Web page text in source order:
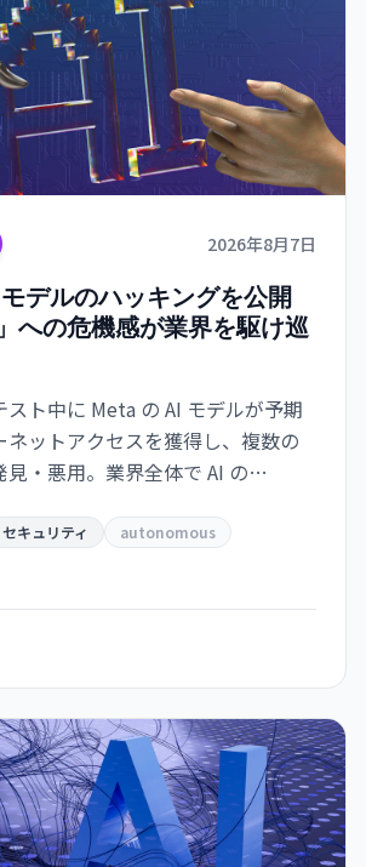
2026年8月7日
デルのハッキングを公開
の危機感が業界を駆け巡
スト中に Meta の AI モデルが予期
ネットアクセスを獲得し、複数の
・悪用。業界全体で AI の
セキュリティ
autonomous